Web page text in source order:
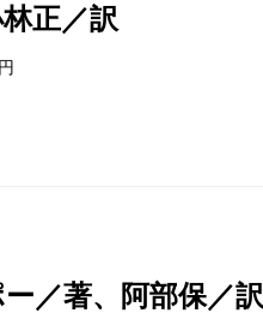
正／訳
／著、阿部保／訳